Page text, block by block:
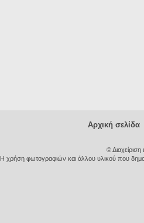
Αρχική σελίδα
©
Η χρήση φωτογραφιών και άλλου υλικού που